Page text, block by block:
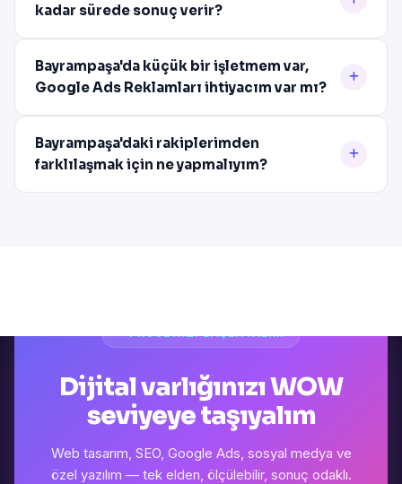
kadar sürede sonuç verir?
Bayrampaşa'da küçük bir işletmem var,
Google Ads Reklamları ihtiyacım var mı?
Bayrampaşa'daki rakiplerimden
farklılaşmak için ne yapmalıyım?
Dijital varlığınızı WOW
seviyeye taşıyalım
Web tasarım, SEO, Google Ads, sosyal medya ve
özel yazılım — tek elden, ölçülebilir, sonuç odaklı.